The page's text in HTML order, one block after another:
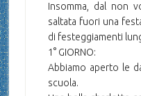
Insomma, dal non
saltata fuori una
di festeggiamenti
1° GIORNO:
Abbiamo aperto le
scuola.